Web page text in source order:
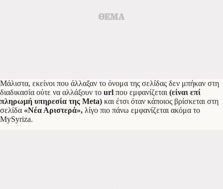
Μάλιστα, εκείνοι που άλλαξαν το όνομα της σελίδας δεν μπήκαν στη
διαδικασία ούτε να αλλάξουν το url που εμφανίζεται (είναι επί
πληρωμή υπηρεσία της Meta) και έτσι όταν κάποιος βρίσκεται στη
σελίδα «Νέα Αριστερά», λίγο πιο πάνω εμφανίζεται ακόμα το
MySyriza.